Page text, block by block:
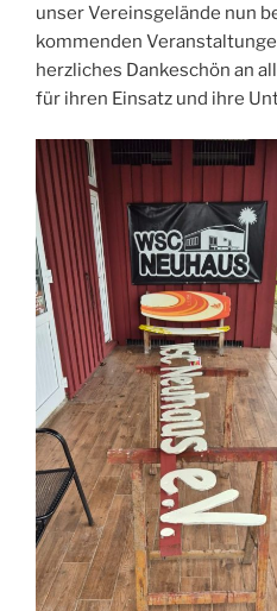
unser Vereinsgelände nun
kommenden
herzliches Dankeschön an
für ihren Einsatz und ihre